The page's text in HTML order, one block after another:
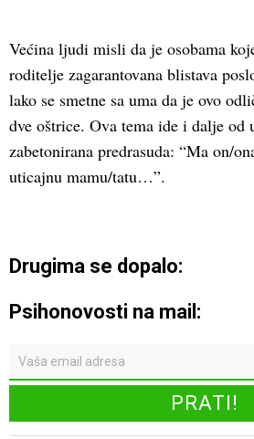
Većina ljudi misli da je osobama
roditelje zagarantovana blistava
lako se smetne sa uma da je ovo
dve oštrice. Ova tema ide i dalje od
zabetonirana predrasuda: “Ma on/
uticajnu mamu/tatu…”.
Drugima se dopalo:
Psihonovosti na mail: